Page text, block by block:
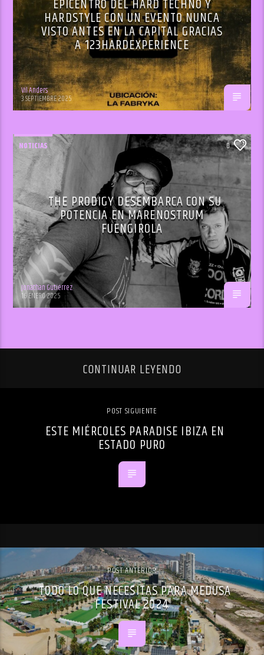
EPICENTRO DEL HARD TECHNO Y
HARDSTYLE CON UN EVENTO NUNCA
VISTO ANTES EN LA CAPITAL GRACIAS
A 123HARDEXPERIENCE
Vil Anders
3 SEPTIEMBRE 2025
NOTICIAS 0
THE PRODIGY DESEMBARCA CON SU
POTENCIA EN MARENOSTRUM
FUENGIROLA
Jonathan Gutiérrez
16 ENERO 2025
CONTINUAR LEYENDO
POST SIGUIENTE
ESTE MIÉRCOLES PARADISE IBIZA EN
ESTADO PURO
POST ANTERIOR
TODO LO QUE NECESITAS PARA MEDUSA
FESTIVAL 2024